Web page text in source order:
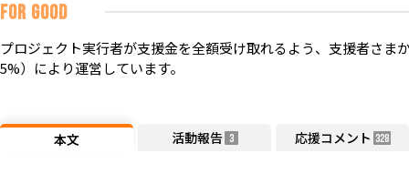
FOR GOOD
プロジェクト実行者が支援金を全額受け取れるよう、支援者さま
5%）により運営しています。
本文 活動報告 3 応援コメント 328